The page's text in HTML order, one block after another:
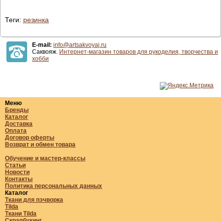
Теги: резинка
E-mail: info@artsakvoyaj.ru
Саквояж. Интернет-магазин товаров для рукоделия, творчества и
хобби
Меню
Бренды
Каталог
Доставка
Оплата
Договор оферты
Возврат и обмен товара
Обучение и мастер-классы
Статьи
Новости
Контакты
Политика персональных данных
Каталог
Ткани для пэчворка
Tilda
Ткани Tilda